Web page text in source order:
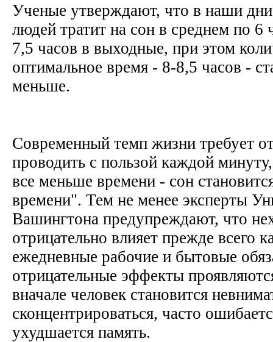
Ученые утверждают, что в наши
людей тратит на сон в среднем по 6
7,5 часов в выходные, при этом
оптимальное время - 8-8,5 часов -
меньше.
Современный темп жизни требует
проводить с пользой каждой
все меньше времени - сон
времени". Тем не менее эксперты
Вашингтона предупреждают, что
отрицательно влияет прежде всего
ежедневные рабочие и бытовые
отрицательные эффекты
вначале человек становится
сконцентрироваться, часто
ухудшается память.